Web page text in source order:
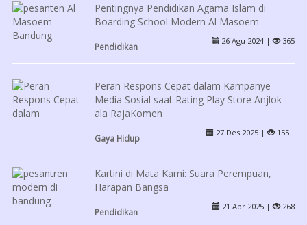
Pentingnya Pendidikan Agama Islam di
Boarding School Modern Al Masoem
Pendidikan
26 Agu 2024 | 365
Peran Respons Cepat dalam Kampanye
Media Sosial saat Rating Play Store Anjlok
ala RajaKomen
Gaya Hidup
27 Des 2025 | 155
Kartini di Mata Kami: Suara Perempuan,
Harapan Bangsa
Pendidikan
21 Apr 2025 | 268